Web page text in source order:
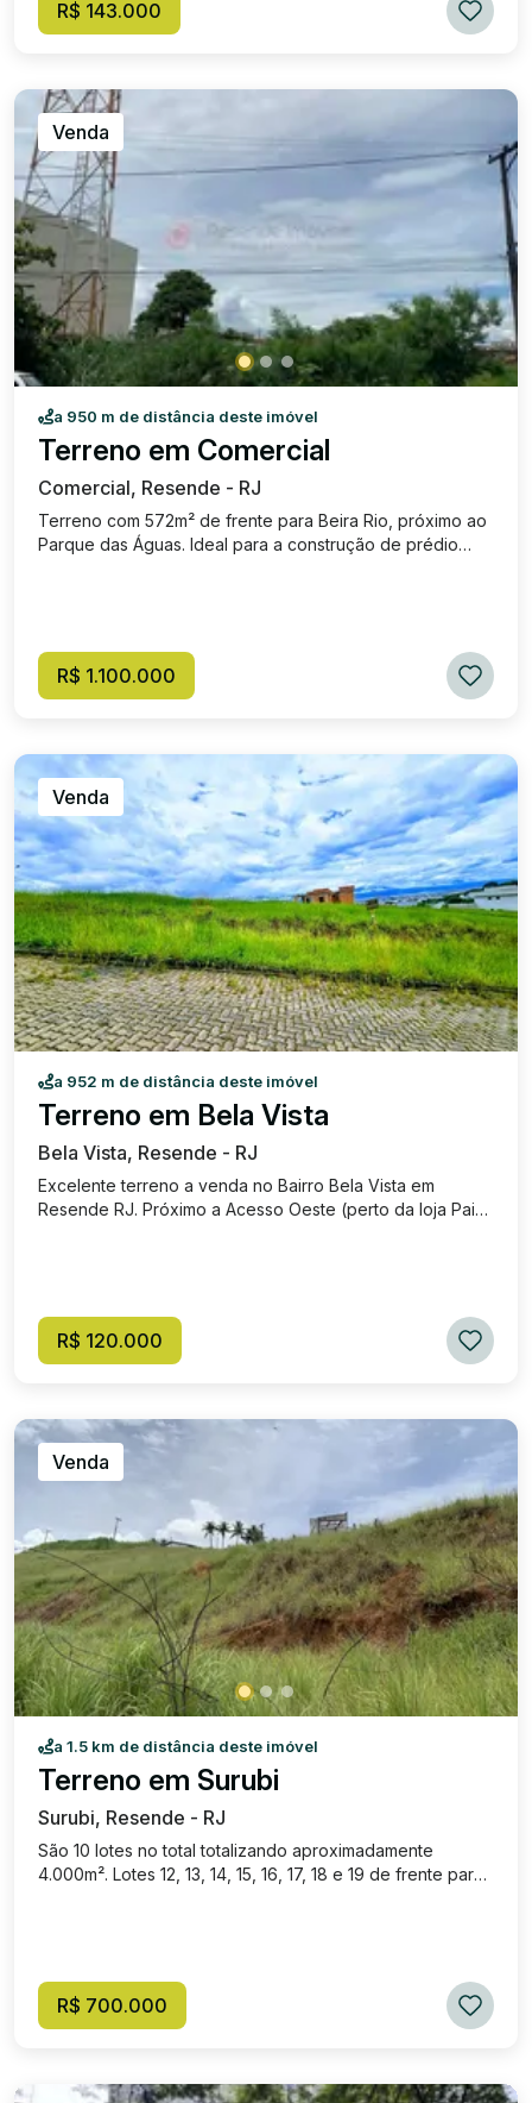
R$ 143.000
Venda
a 950 m de distância deste imóvel
Terreno em Comercial
Comercial, Resende - RJ
Terreno com 572m² de frente para Beira Rio, próximo ao
Parque das Águas. Ideal para a construção de prédio
R$ 1.100.000
Venda
a 952 m de distância deste imóvel
Terreno em Bela Vista
Bela Vista, Resende - RJ
Excelente terreno a venda no Bairro Bela Vista em
Resende RJ. Próximo a Acesso Oeste (perto da loja Pais
construir. Venha conhecer!
R$ 120.000
Venda
a 1.5 km de distância deste imóvel
Terreno em Surubi
Surubi, Resende - RJ
São 10 lotes no total totalizando aproximadamente
4.000m². Lotes 12, 13, 14, 15, 16, 17, 18 e 19 de frente para
R$ 700.000